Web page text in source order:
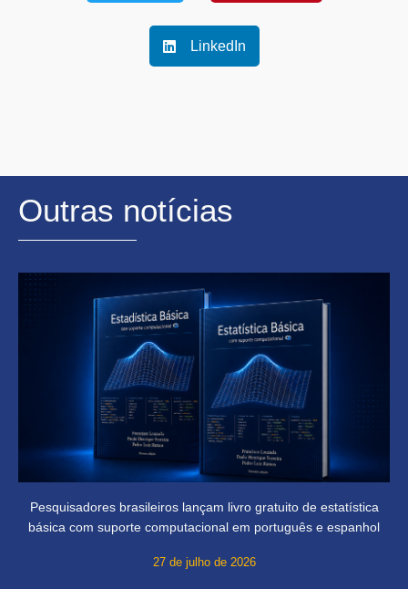
LinkedIn
Outras notícias
Pesquisadores brasileiros lançam livro gratuito de estatística
básica com suporte computacional em português e espanhol
27 de julho de 2026